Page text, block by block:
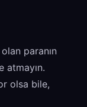
paranın
atmayın.
olsa bile,